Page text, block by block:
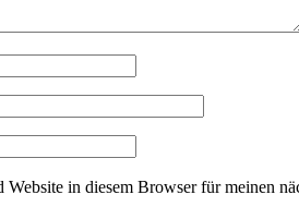
in diesem Browser für meinen